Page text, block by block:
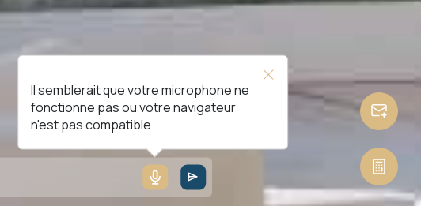
Il semblerait que votre microphone ne
fonctionne pas ou votre navigateur
n'est pas compatible